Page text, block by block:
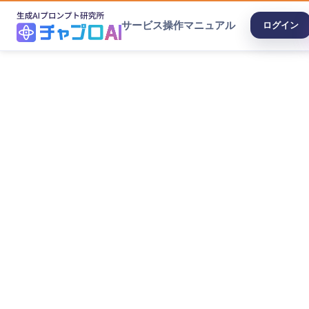
サービス操作マニュアル ログイン